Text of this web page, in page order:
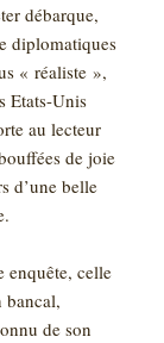
débarque,
diplomatiques
« réaliste »,
Etats-Unis
au lecteur
de joie
d’une belle
enquête, celle
bancal,
de son